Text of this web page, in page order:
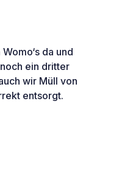
da und
ein dritter
wir Müll von
entsorgt.